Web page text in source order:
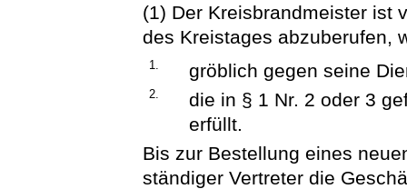
(1) Der Kreisbrandmeister ist
des Kreistages abzuberufen,
1. gröblich gegen seine
2.
die in § 1 Nr. 2 oder 3
erfüllt.
Bis zur Bestellung eines
ständiger Vertreter die